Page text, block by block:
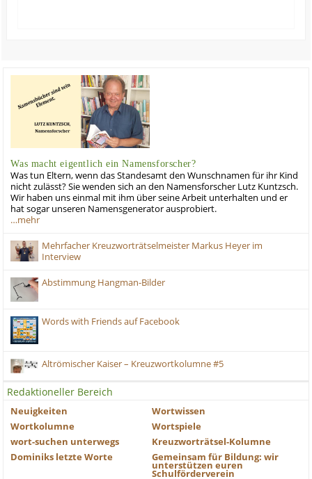
Was macht eigentlich ein Namensforscher?
Was tun Eltern, wenn das Standesamt den Wunschnamen für ihr Kind
nicht zulässt? Sie wenden sich an den Namensforscher Lutz Kuntzsch.
Wir haben uns einmal mit ihm über seine Arbeit unterhalten und er
hat sogar unseren Namensgenerator ausprobiert.
…mehr
Mehrfacher Kreuzworträtselmeister Markus Heyer im
Interview
Abstimmung Hangman-Bilder
Words with Friends auf Facebook
Altrömischer Kaiser – Kreuzwortkolumne #5
Redaktioneller Bereich
Neuigkeiten
Wortwissen
Wortkolumne
Wortspiele
wort-suchen unterwegs
Kreuzworträtsel-Kolumne
Dominiks letzte Worte
Gemeinsam für Bildung: wir
unterstützen euren
Schulförderverein